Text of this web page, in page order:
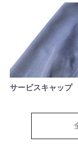
サービスキャップ